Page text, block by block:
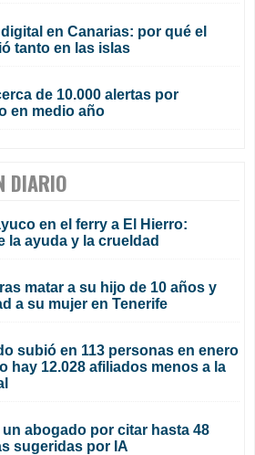
en Canarias: por qué el
tanto en las islas
de 10.000 alertas por
en medio año
DIARIO
en el ferry a El Hierro:
la ayuda y la crueldad
matar a su hijo de 10 años y
a su mujer en Tenerife
subió en 113 personas en enero
hay 12.028 afiliados menos a la
un abogado por citar hasta 48
sugeridas por IA